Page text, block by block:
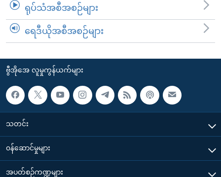
ရုပ်သံအစီအစဉ်များ
ရေဒီယိုအစီအစဉ်များ
ဗွီအိုအေ လူမှုကွန်ယက်များ
သတင်း
၀န်ဆောင်မှုများ
အပတ်စဉ်ကဏ္ဍများ